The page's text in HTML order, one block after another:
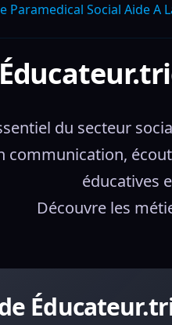
Paramedical Social Aide A
du secteur
communication,
éducatives
Découvre les